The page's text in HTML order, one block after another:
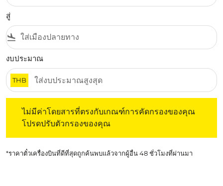
สู่
flight_land
งบประมาณ
THB
ไม่มีค่าโดยสารที่ตรงกับเกณฑ์การคัดกรองของคุณ
โปรดปรับตัวกรองของคุณ
*ราคาตั๋วเครื่องบินที่ดีที่สุดถูกค้นพบแล้วจากผู้อื่น 48 ชั่วโมงที่ผ่านมา